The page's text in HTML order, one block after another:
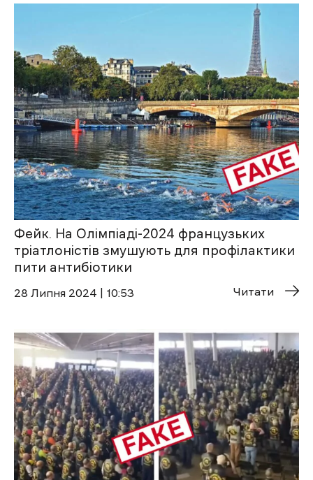
Фейк. На Олімпіаді-2024 французьких
тріатлоністів змушують для профілактики
пити антибіотики
28 Липня 2024 | 10:53 Читати